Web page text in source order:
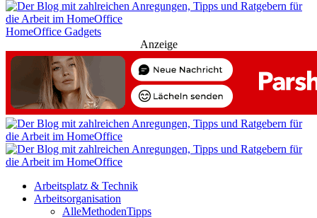
HomeOffice Gadgets
Anzeige
Arbeitsplatz & Technik
Arbeitsorganisation
AlleMethodenTipps